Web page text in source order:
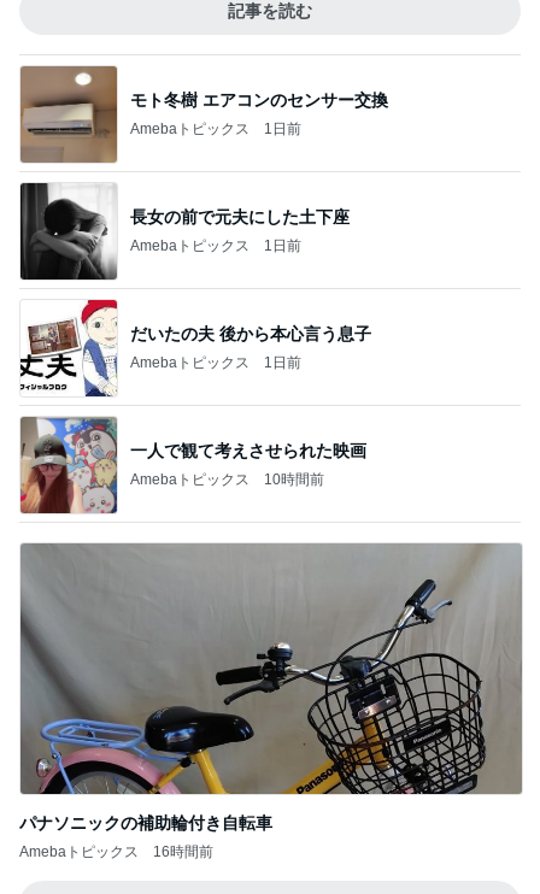
記事を読む
モト冬樹 エアコンのセンサー交換
Amebaトピックス 1日前
長女の前で元夫にした土下座
Amebaトピックス 1日前
だいたの夫 後から本心言う息子
Amebaトピックス 1日前
一人で観て考えさせられた映画
Amebaトピックス 10時間前
パナソニックの補助輪付き自転車
Amebaトピックス 16時間前